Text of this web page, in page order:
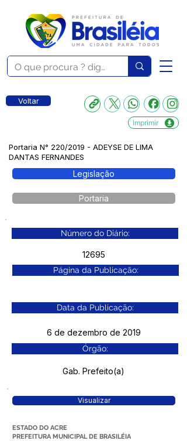
Voltar
Imprimir
Portaria N° 220/2019 - ADEYSE DE LIMA
DANTAS FERNANDES
Legislação
Portaria
Número do Diário:
12695
Página da Publicação:
Data da Publicação:
6 de dezembro de 2019
Órgão:
Gab. Prefeito(a)
Visualizar
ESTADO DO ACRE
PREFEITURA MUNICIPAL DE BRASILÉIA